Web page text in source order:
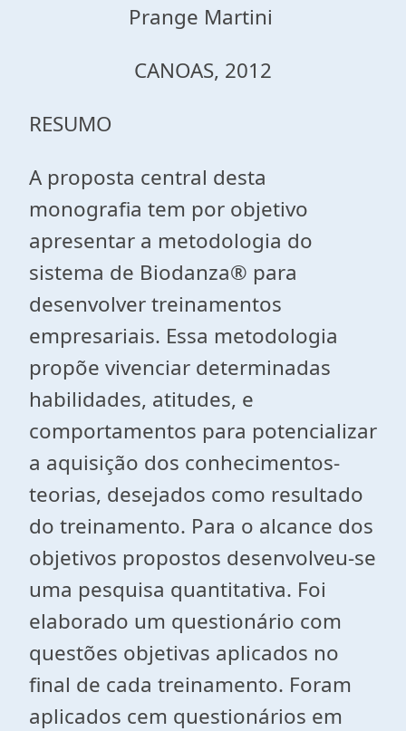
Prange Martini
CANOAS, 2012
RESUMO
A proposta central desta
monografia tem por objetivo
apresentar a metodologia do
sistema de Biodanza® para
desenvolver treinamentos
empresariais. Essa metodologia
propõe vivenciar determinadas
habilidades, atitudes, e
comportamentos para potencializar
a aquisição dos conhecimentos-
teorias, desejados como resultado
do treinamento. Para o alcance dos
objetivos propostos desenvolveu-se
uma pesquisa quantitativa. Foi
elaborado um questionário com
questões objetivas aplicados no
final de cada treinamento. Foram
aplicados cem questionários em